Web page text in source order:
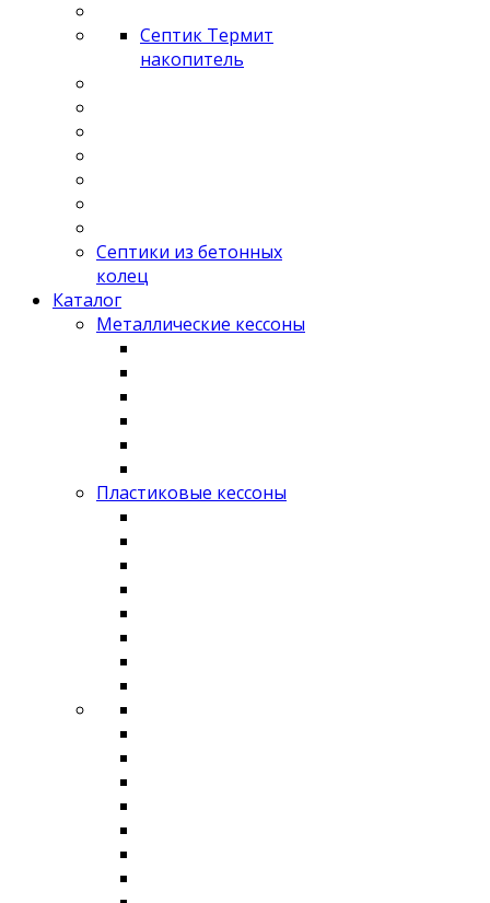
Септик Термит
накопитель
Септики из бетонных
колец
Каталог
Металлические кессоны
Пластиковые кессоны